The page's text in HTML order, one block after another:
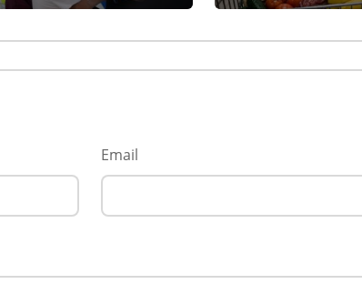
седмици в Банско
Email